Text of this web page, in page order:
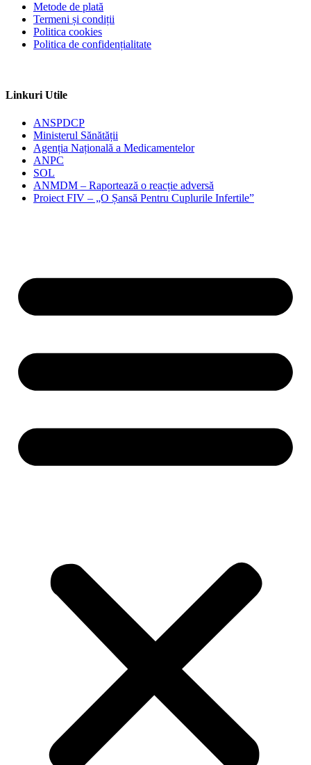
Metode de plată
Termeni și condiții
Politica cookies
Politica de confidențialitate
Linkuri Utile
ANSPDCP
Ministerul Sănătății
Agenția Națională a Medicamentelor
ANPC
SOL
ANMDM – Raportează o reacție adversă
Proiect FIV – „O Șansă Pentru Cuplurile Infertile”